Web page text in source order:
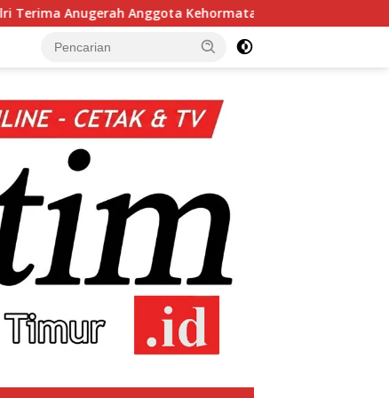
Kehormatan Kapolri Dukung Dialog Penyusunan